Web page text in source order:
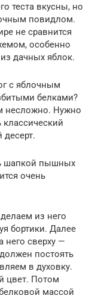
теста вкусны, но
повидлом.
не сравнится
особенно
дачных яблок.
с яблочным
белками?
несложно. Нужно
шапкой пышных
очень
из него
бортики. Далее
сверху —
постоять
в духовку.
цвет. Потом
массой